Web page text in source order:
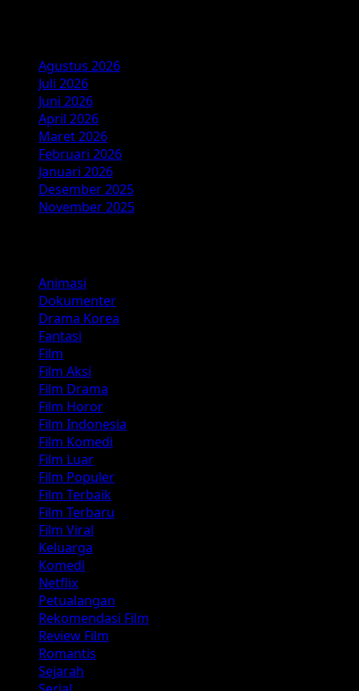
Agustus 2026
Juli 2026
Juni 2026
April 2026
Maret 2026
Februari 2026
Januari 2026
Desember 2025
November 2025
Animasi
Dokumenter
Drama Korea
Fantasi
Film
Film Aksi
Film Drama
Film Horor
Film Indonesia
Film Komedi
Film Luar
Film Populer
Film Terbaik
Film Terbaru
Film Viral
Keluarga
Komedi
Netflix
Petualangan
Rekomendasi Film
Review Film
Romantis
Sejarah